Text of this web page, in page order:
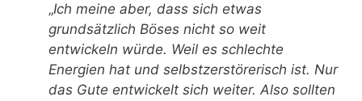
„Ich meine aber, dass sich etwas
grundsätzlich Böses nicht so weit
entwickeln würde. Weil es schlechte
Energien hat und selbstzerstörerisch ist. Nur
das Gute entwickelt sich weiter. Also sollten